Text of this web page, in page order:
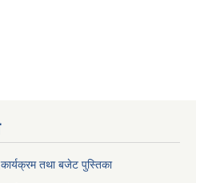
तथा बजेट पुस्तिका